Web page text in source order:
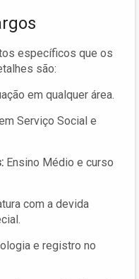
específicos que os
são:
em qualquer área.
Serviço Social e
Ensino Médio e curso
com a devida
e registro no